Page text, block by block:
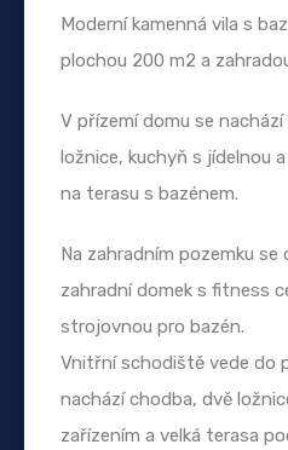
Moderní kamenná vila s
plochou 200 m2 a
V přízemí domu se
ložnice, kuchyň s jídelnou
na terasu s bazénem.
Na zahradním pozemku se
zahradní domek s fitness
strojovnou pro bazén.
Vnitřní schodiště vede do
nachází chodba, dvě
zařízením a velká terasa